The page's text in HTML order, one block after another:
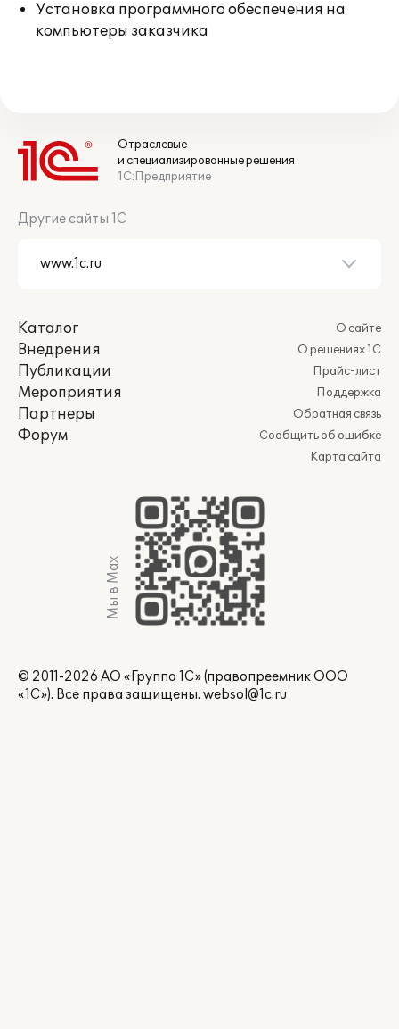
Установка программного обеспечения на
компьютеры заказчика
Отраслевые
и специализированные решения
1С:Предприятие
Другие сайты 1С
Каталог
Внедрения
Публикации
Мероприятия
Партнеры
Форум
О сайте
О решениях 1С
Прайс-лист
Поддержка
Обратная связь
Сообщить об ошибке
Карта сайта
Мы в Max
© 2011-2026 АО «Группа 1С» (правопреемник ООО
«1С»). Все права защищены. websol@1c.ru